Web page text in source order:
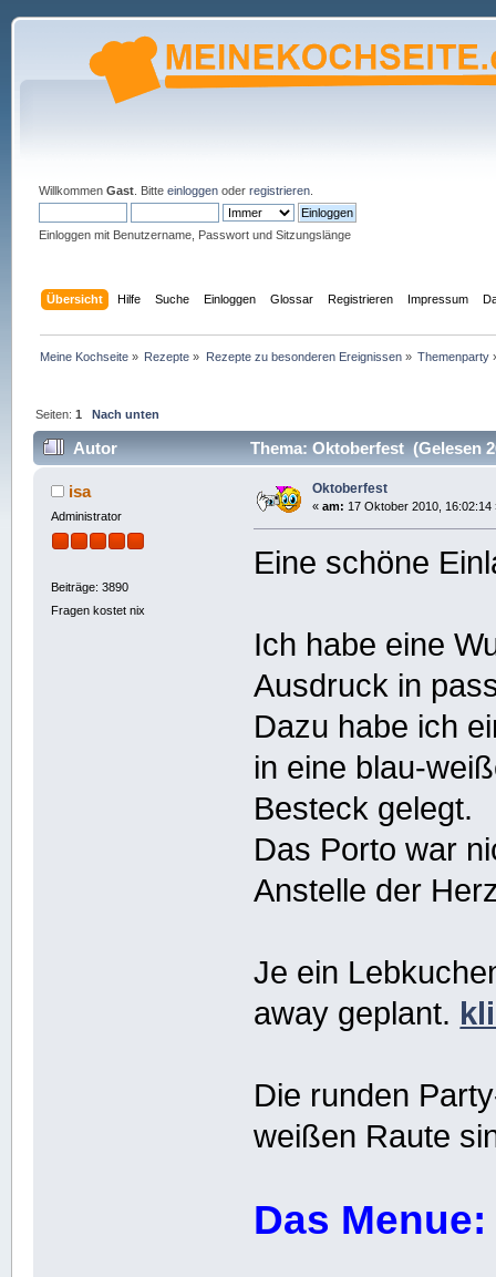
Willkommen Gast. Bitte einloggenoder registrieren.
Einloggen mit Benutzername, Passwort und Sitzungslänge
Übersicht Hilfe Suche Einloggen Glossar Registrieren Impressum
Meine Kochseite » Rezepte » Rezepte zu besonderen Ereignissen» Themenparty
Seiten:1 Nach unten
Autor Thema: Oktoberfest (Gelesen
isa
Administrator
Beiträge: 3890
Fragen kostet nix
Oktoberfest
« am: 17 Oktober 2010, 16:02:14
Eine schöne
Ich habe eine
Ausdruck in
Dazu habe ich
in eine blau-
Besteck gelegt.
Das Porto war
Anstelle der
Je ein
away geplant.
Die runden
weißen Raute
Das Menue: